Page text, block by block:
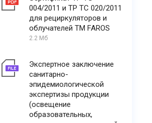
004/2011 и ТР ТС 020/2011
для рециркуляторов и
облучателей ТМ FAROS
2.2 Мб
Экспертное заключение
санитарно-
эпидемиологической
экспертизы продукции
(освещение
образовательных,